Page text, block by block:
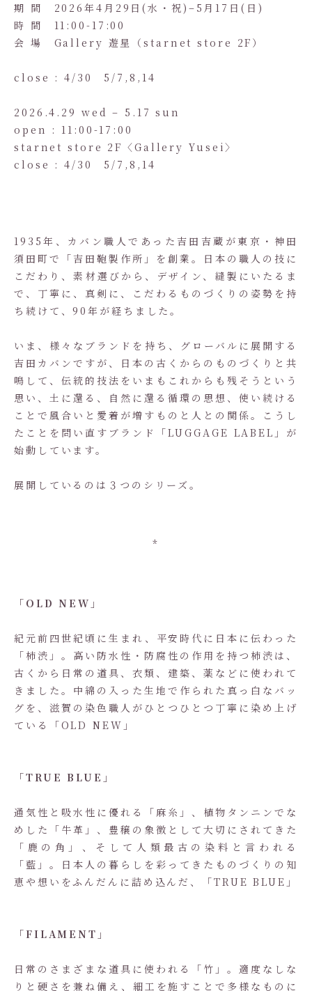
期 間 2026年4月29日(水・祝)–5月17日(日)
時 間 11:00-17:00
会 場 Gallery 遊星（starnet store 2F）
close : 4/30 5/7,8,14
2026.4.29 wed – 5.17 sun
open : 11:00-17:00
starnet store 2F〈Gallery Yusei〉
close : 4/30 5/7,8,14
1935年、カバン職人であった吉田吉蔵が東京・神田
須田町で「吉田鞄製作所」を創業。日本の職人の技に
こだわり、素材選びから、デザイン、縫製にいたるま
で、丁寧に、真剣に、こだわるものづくりの姿勢を持
ち続けて、90年が経ちました。
いま、様々なブランドを持ち、グローバルに展開する
吉田カバンですが、日本の古くからのものづくりと共
鳴して、伝統的技法をいまもこれからも残そうという
思い、土に還る、自然に還る循環の思想、使い続ける
ことで風合いと愛着が増すものと人との関係。こうし
たことを問い直すブランド「LUGGAGE LABEL」が
始動しています。
展開しているのは３つのシリーズ。
*
「OLD NEW」
紀元前四世紀頃に生まれ、平安時代に日本に伝わった
「柿渋」。高い防水性・防腐性の作用を持つ柿渋は、
古くから日常の道具、衣類、建築、薬などに使われて
きました。中綿の入った生地で作られた真っ白なバッ
グを、滋賀の染色職人がひとつひとつ丁寧に染め上げ
ている「OLD NEW」
「TRUE BLUE」
通気性と吸水性に優れる「麻糸」、植物タンニンでな
めした「牛革」、豊穣の象徴として大切にされてきた
「鹿の角」、そして人類最古の染料と言われる
「藍」。日本人の暮らしを彩ってきたものづくりの知
恵や想いをふんだんに詰め込んだ、「TRUE BLUE」
「FILAMENT」
日常のさまざまな道具に使われる「竹」。適度なしな
りと硬さを兼ね備え、細工を施すことで多様なものに